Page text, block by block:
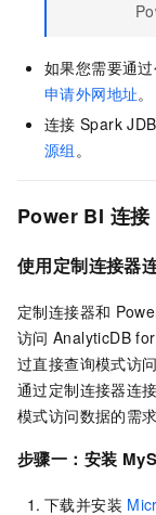
如果您需要通
申请外网地址。
连接 Spark
源组 。
Power BI 连接
使用定制连接器
定制连接器和
访问 AnalyticDB
过直接查询模式访问
通过定制连接器连接
模式访问数据的需求
步骤一：安装
下载并安装